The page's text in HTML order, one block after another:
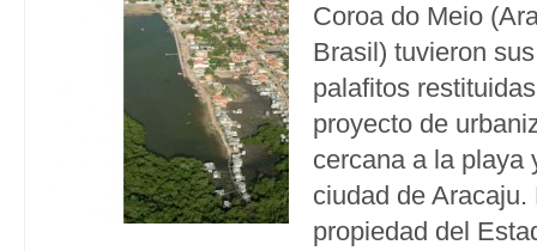
Coroa do Meio
Brasil) tuvieron
palafitos
proyecto de
cercana a la playa
ciudad de Aracaju.
propiedad del